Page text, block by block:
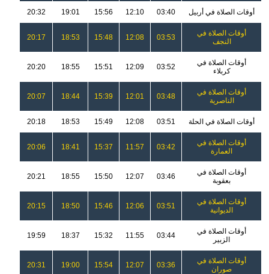
أوقات الصلاة في أربيل 03:40
12:10
15:56
19:01
20:32
أوقات الصلاة في
النجف
03:53
12:08
15:48
18:53
20:17
أوقات الصلاة في
كربلاء
03:52
12:09
15:51
18:55
20:20
أوقات الصلاة في
الناصرية
03:48
12:01
15:39
18:44
20:07
أوقات الصلاة في الحلة 03:51
12:08
15:49
18:53
20:18
أوقات الصلاة في
العمارة
03:42
11:57
15:37
18:41
20:06
أوقات الصلاة في
بعقوبة
03:46
12:07
15:50
18:55
20:21
أوقات الصلاة في
الديوانية
03:51
12:06
15:46
18:50
20:15
أوقات الصلاة في
الزبير
03:44
11:55
15:32
18:37
19:59
أوقات الصلاة في
صوران
03:36
12:07
15:54
19:00
20:31